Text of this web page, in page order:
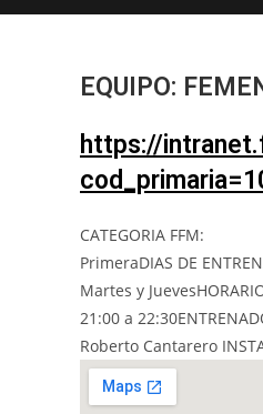
EQUIPO:
https://
CATEGORIA FFM:
PrimeraDIAS DE
Martes y
21:00 a
Roberto Cantarero